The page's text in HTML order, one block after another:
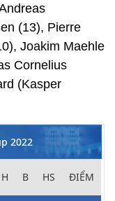
(13), Pierre
Joakim Maehle
Cornelius
(Kasper
2022
H B HS ĐIỂM